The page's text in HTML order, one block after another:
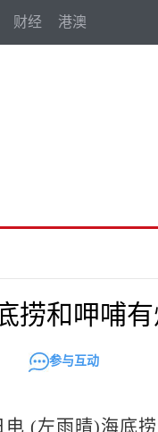
财经 港澳
捞和呷哺
参与互动
电 (左雨晴)海底